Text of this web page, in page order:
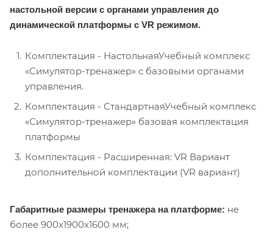
настольной версии с органами управления до
динамической платформы с VR режимом.
Комплектация - НастольнаяУчебный комплекс
«Симулятор-тренажер» с базовыми органами
управления.
Комплектация - СтандартнаяУчебный комплекс
«Симулятор-тренажер» базовая комплектация
платформы
Комплектация - Расширенная: VR Вариант
дополнительной комплектации (VR вариант)
Габаритные размеры тренажера на платформе: не
более 900x1900x1600 мм;